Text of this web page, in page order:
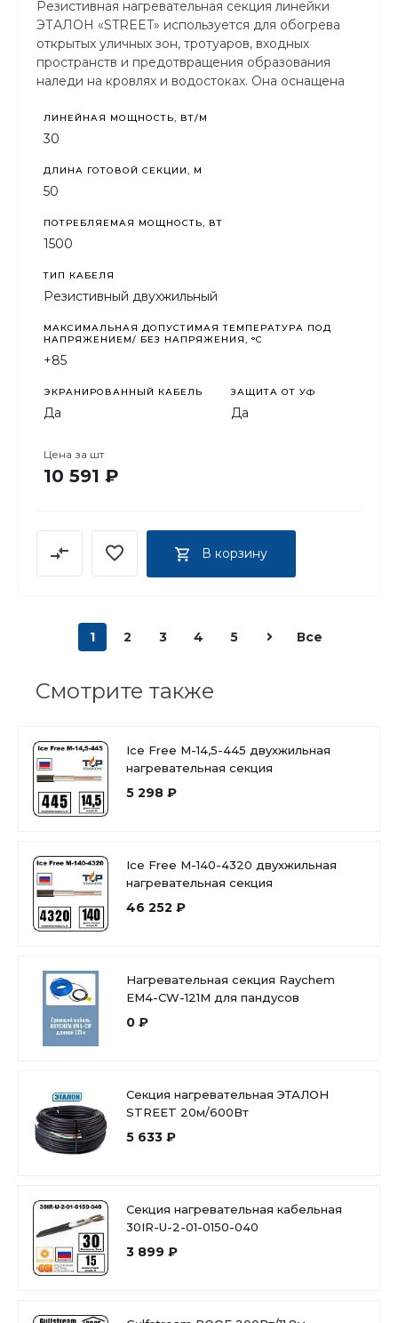
Резистивная нагревательная секция линейки
ЭТАЛОН «STREET» используется для обогрева
открытых уличных зон, тротуаров, входных
пространств и предотвращения образования
наледи на кровлях и водостоках. Она оснащена
ЛИНЕЙНАЯ МОЩНОСТЬ, ВТ/М
30
ДЛИНА ГОТОВОЙ СЕКЦИИ, М
50
ПОТРЕБЛЯЕМАЯ МОЩНОСТЬ, ВТ
1500
ТИП КАБЕЛЯ
Резистивный двухжильный
МАКСИМАЛЬНАЯ ДОПУСТИМАЯ ТЕМПЕРАТУРА ПОД
НАПРЯЖЕНИЕМ/ БЕЗ НАПРЯЖЕНИЯ, °C
+85
ЭКРАНИРОВАННЫЙ КАБЕЛЬ
Да
ЗАЩИТА ОТ УФ
Да
Цена за шт
10 591 ₽
В корзину
1 2 3 4 5 Все
Смотрите также
Ice Free М-14,5-445 двухжильная
нагревательная секция
5 298 ₽
Ice Free М-140-4320 двухжильная
нагревательная секция
46 252 ₽
Нагревательная секция Raychem
EM4-CW-121M для пандусов
0 ₽
Секция нагревательная ЭТАЛОН
STREET 20м/600Вт
5 633 ₽
Секция нагревательная кабельная
30IR-U-2-01-0150-040
3 899 ₽